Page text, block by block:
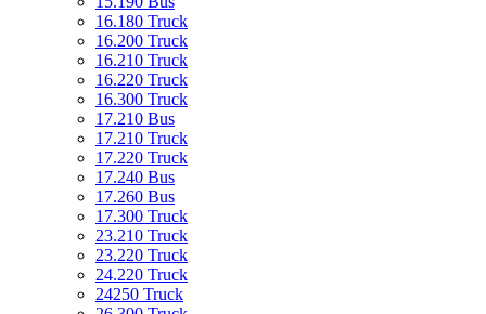
16.180 Truck
16.200 Truck
16.210 Truck
16.220 Truck
16.300 Truck
17.210 Bus
17.210 Truck
17.220 Truck
17.240 Bus
17.260 Bus
17.300 Truck
23.210 Truck
23.220 Truck
24.220 Truck
24250 Truck